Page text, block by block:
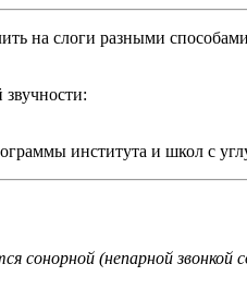
на слоги разными
института и школ с
сонорной (непарной звонкой